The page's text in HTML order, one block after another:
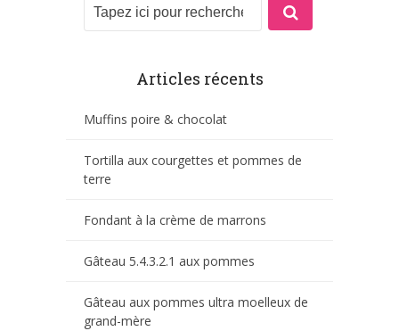
Articles récents
Muffins poire & chocolat
Tortilla aux courgettes et pommes de
terre
Fondant à la crème de marrons
Gâteau 5.4.3.2.1 aux pommes
Gâteau aux pommes ultra moelleux de
grand-mère